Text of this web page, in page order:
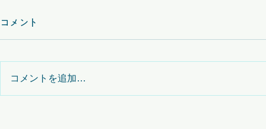
コメント
コメントを追加…